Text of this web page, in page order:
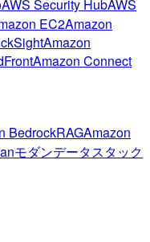
AWS Security HubAWS
EC2Amazon
Amazon
Amazon Connect
BedrockRAGAmazon
モダンデータスタック